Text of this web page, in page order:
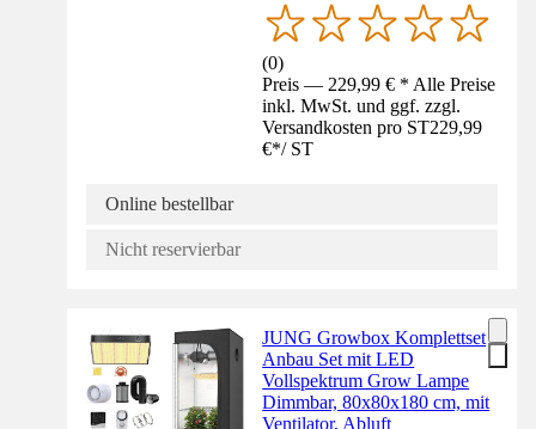
(0)
Preis — 229,99 € * Alle Preise
inkl. MwSt. und ggf. zzgl.
Versandkosten pro ST229,99
€*/ ST
Online bestellbar
Nicht reservierbar
JUNG Growbox Komplettset
Anbau Set mit LED
Vollspektrum Grow Lampe
Dimmbar, 80x80x180 cm, mit
Ventilator, Abluft